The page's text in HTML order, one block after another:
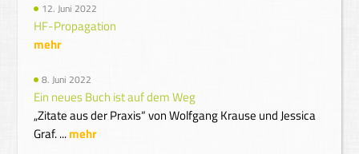
12. Juni 2022
HF-Propagation
mehr
8. Juni 2022
Ein neues Buch ist auf dem Weg
„Zitate aus der Praxis“ von Wolfgang Krause und Jessica
Graf. ...mehr